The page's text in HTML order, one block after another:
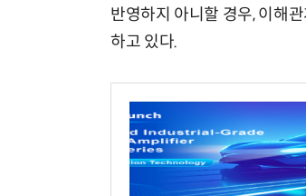
반영하지 아니할 경우, 이해
하고 있다.